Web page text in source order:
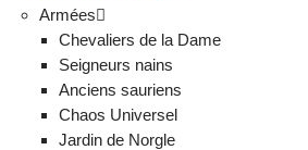
Armées
Chevaliers de la Dame
Seigneurs nains
Anciens sauriens
Chaos Universel
Jardin de Norgle